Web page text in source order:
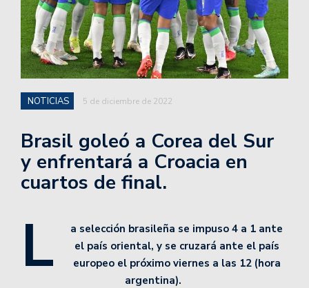
NOTICIAS 5 de diciembre de 2022
Brasil goleó a Corea del Sur
y enfrentará a Croacia en
cuartos de final.
L
a selección brasileña se impuso 4 a 1 ante
el país oriental, y se cruzará ante el país
europeo el próximo viernes a las 12 (hora
argentina).